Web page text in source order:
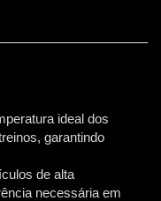
ideal dos
garantindo
de alta
necessária em